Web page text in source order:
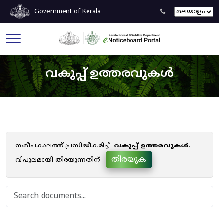
Government of Kerala
വകുപ്പ് ഉത്തരവുകൾ
സമീപകാലത്ത് പ്രസിദ്ധീകരിച്ച് വകുപ്പ് ഉത്തരവുകൾ.
വിപുലമായി തിരയുന്നതിന്
തിരയുക